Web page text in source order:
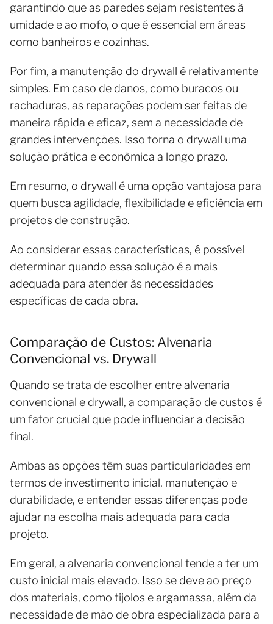
garantindo que as paredes sejam resistentes à
umidade e ao mofo, o que é essencial em áreas
como banheiros e cozinhas.
Por fim, a manutenção do drywall é relativamente
simples. Em caso de danos, como buracos ou
rachaduras, as reparações podem ser feitas de
maneira rápida e eficaz, sem a necessidade de
grandes intervenções. Isso torna o drywall uma
solução prática e econômica a longo prazo.
Em resumo, o drywall é uma opção vantajosa para
quem busca agilidade, flexibilidade e eficiência em
projetos de construção.
Ao considerar essas características, é possível
determinar quando essa solução é a mais
adequada para atender às necessidades
específicas de cada obra.
Comparação de Custos: Alvenaria
Convencional vs. Drywall
Quando se trata de escolher entre alvenaria
convencional e drywall, a comparação de custos é
um fator crucial que pode influenciar a decisão
final.
Ambas as opções têm suas particularidades em
termos de investimento inicial, manutenção e
durabilidade, e entender essas diferenças pode
ajudar na escolha mais adequada para cada
projeto.
Em geral, a alvenaria convencional tende a ter um
custo inicial mais elevado. Isso se deve ao preço
dos materiais, como tijolos e argamassa, além da
necessidade de mão de obra especializada para a